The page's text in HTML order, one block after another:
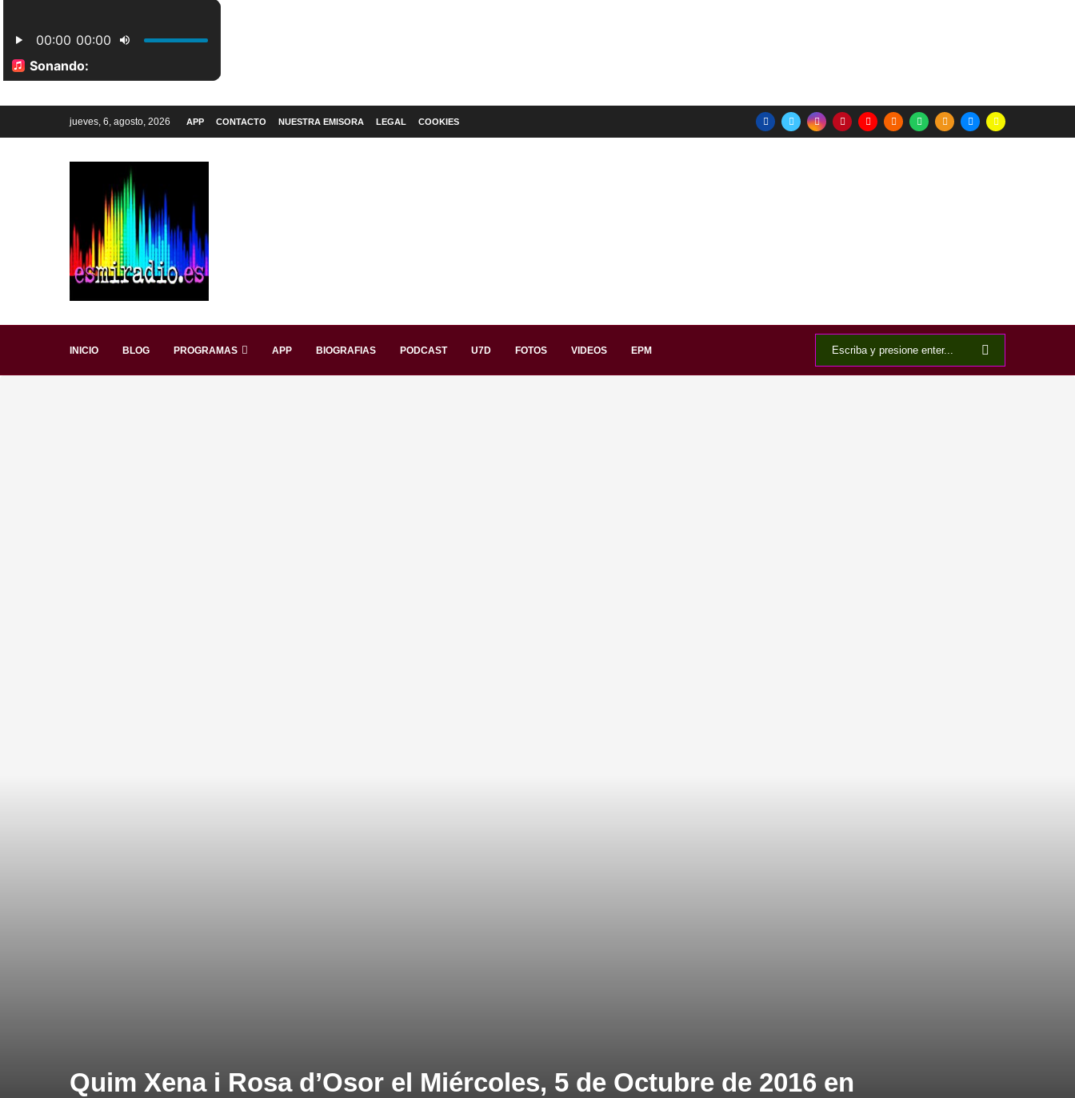
jueves, 6, agosto, 2026 APP CONTACTO NUESTRA EMISORA LEGAL COOKIES
INICIO BLOG PROGRAMAS APP BIOGRAFIAS PODCAST U7D FOTOS VIDEOS EPM
Quim Xena i Rosa d’Osor el Miércoles, 5 de Octubre de 2016 en